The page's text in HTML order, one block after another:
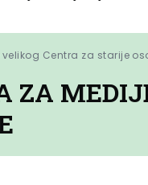
Centra za starije
ZA